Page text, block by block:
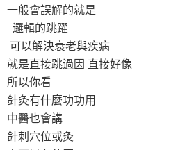
一般會誤解的就是
邏輯的跳躍
可以解決衰老與疾病
就是直接跳過因 直接好像
所以你看
針灸有什麼功功用
中醫也會講
針刺穴位或灸